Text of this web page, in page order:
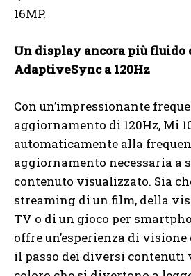
16MP.
Un display ancora più
AdaptiveSync a 120Hz
Con un’impressionante
aggiornamento di 120Hz, Mi
automaticamente alla
aggiornamento necessaria a
contenuto visualizzato. Sia
streaming di un film, della
TV o di un gioco per
offre un’esperienza di
il passo dei diversi contenuti